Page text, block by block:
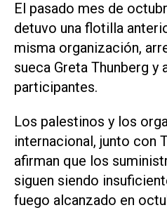
El pasado mes de
detuvo una flotilla
misma organización,
sueca Greta Thunberg ‌y
participantes.
Los palestinos y los
internacional, junto con
afirman que los
siguen siendo
fuego alcanzado en